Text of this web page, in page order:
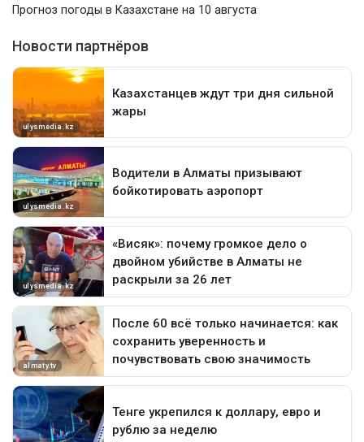
Прогноз погоды в Казахстане на 10 августа